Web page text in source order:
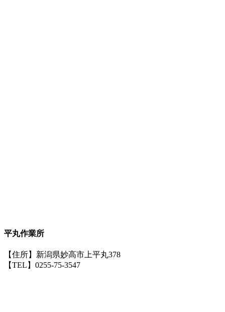
平丸作業所
【住所】新潟県妙高市上平丸378
【TEL】0255-75-3547